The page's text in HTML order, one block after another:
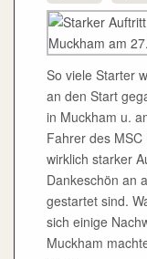
So viele Starter
an den Start
in Muckham u.
Fahrer des
wirklich starker
Dankeschön an
gestartet sind.
sich einige
Muckham